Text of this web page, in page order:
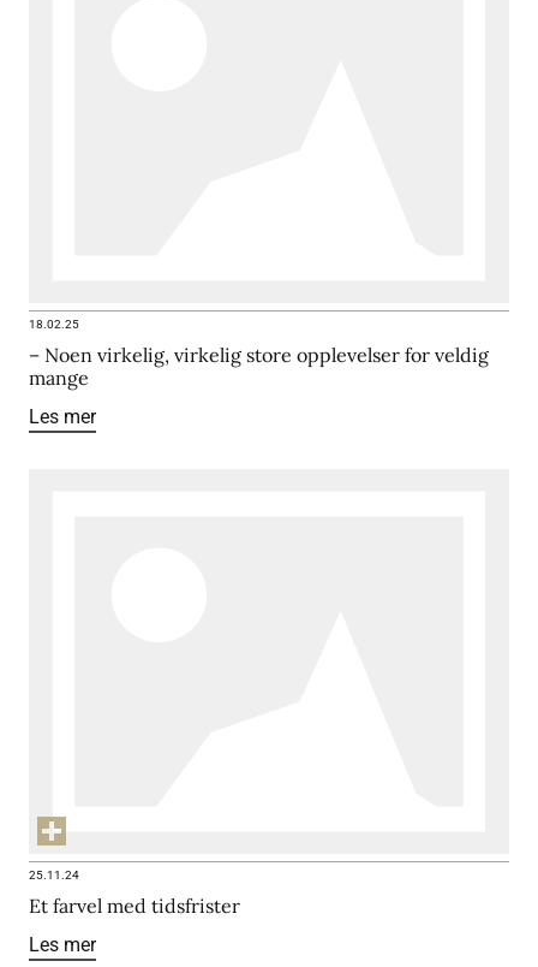
18.02.25
– Noen virkelig, virkelig store opplevelser for veldig
mange
Les mer
25.11.24
Et farvel med tidsfrister
Les mer